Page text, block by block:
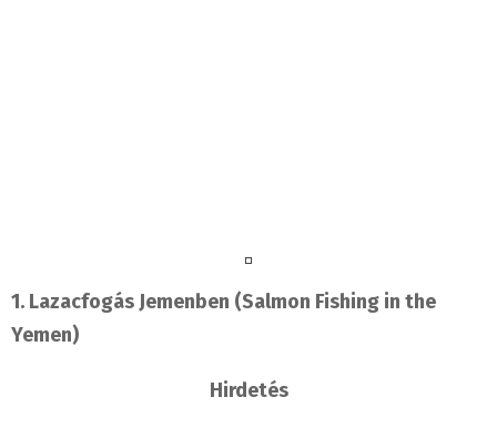
1. Lazacfogás Jemenben (Salmon Fishing in the
Yemen)
Hirdetés